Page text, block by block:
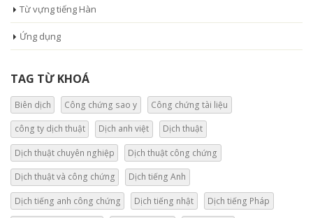
Từ vựng tiếng Hàn
Ứng dụng
TAG TỪ KHOÁ
Biên dịch Công chứng sao y Công chứng tài liệu
công ty dịch thuật Dịch anh việt Dịch thuật
Dịch thuật chuyên nghiệp Dịch thuật công chứng
Dịch thuật và công chứng Dịch tiếng Anh
Dịch tiếng anh công chứng Dịch tiếng nhật Dịch tiếng Pháp